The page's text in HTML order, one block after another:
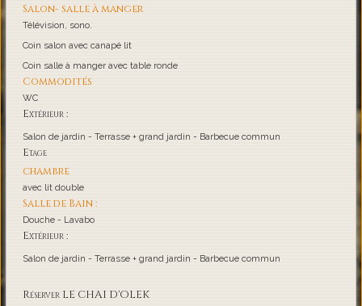
Salon- salle à manger
Télévision, sono.
Coin salon avec canapé lit
Coin salle à manger avec table ronde
Commodités
WC
Extérieur :
Salon de jardin - Terrasse + grand jardin - Barbecue commun
Etage
chambre
avec lit double
Salle de Bain :
Douche - Lavabo
Extérieur :
Salon de jardin - Terrasse + grand jardin - Barbecue commun
Réserver LE CHAI D'OLEK